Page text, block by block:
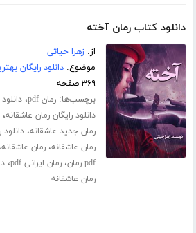
دانلود کتاب رمان آخته
از:زهرا حیاتی
موضوع:دانلود رایگان
۳۶۹ صفحه
برچسب‌ها:رمان pdf ،
دانلود رایگان رمان عاشقانه،
رمان جدید عاشقانه،
رمان عاشقانه،رمان عاشقانه
pdf رمان
،رمان ایرانی pdf ،
رمان عاشقانه